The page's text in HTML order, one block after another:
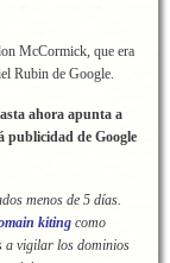
McCormick, que era
Rubin de Google.
ahora apunta a
publicidad de Google
menos de 5 días.
kiting como
a vigilar los dominios